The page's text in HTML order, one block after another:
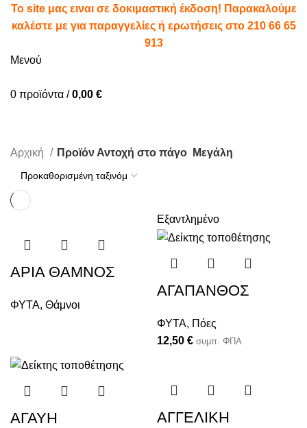
To site μας ειναι σε δοκιμαστική έκδοση! Παρακαλούμε
καλέστε με για παραγγελίες ή ερωτήσεις στο 210 66 65
913
Μενού
0 προϊόντα / 0,00 €
Αρχική Προϊόν Αντοχή στο πάγο Μεγάλη
ΑΡΙΑ ΘΑΜΝΟΣ
ΦΥΤΑ, Θάμνοι
Εξαντλημένο
ΑΓΑΠΑΝΘΟΣ
ΦΥΤΑ, Πόες
12,50 € συμπ. ΦΠΑ
ΑΓΑΥH
ΑΓΓΕΛΙΚΗ